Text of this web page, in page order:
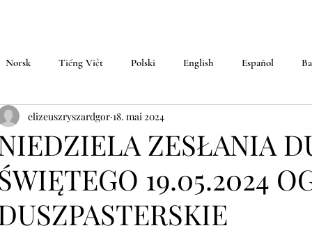
Norsk Tiếng Việt Polski English Español
ZESŁANIA
19.05.2024
elizeuszryszardgor 18. mai 2024